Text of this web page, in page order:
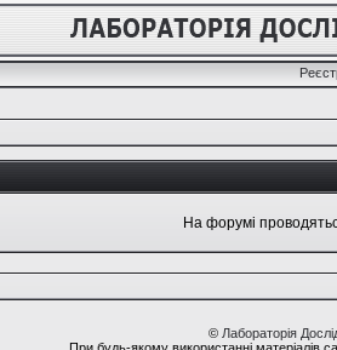
На форумі
© Лабораторія